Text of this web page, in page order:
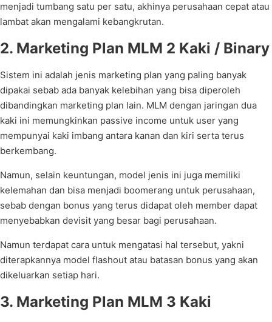
menjadi tumbang satu per satu, akhinya perusahaan cepat atau
lambat akan mengalami kebangkrutan.
2. Marketing Plan MLM 2 Kaki / Binary
Sistem ini adalah jenis marketing plan yang paling banyak
dipakai sebab ada banyak kelebihan yang bisa diperoleh
dibandingkan marketing plan lain. MLM dengan jaringan dua
kaki ini memungkinkan passive income untuk user yang
mempunyai kaki imbang antara kanan dan kiri serta terus
berkembang.
Namun, selain keuntungan, model jenis ini juga memiliki
kelemahan dan bisa menjadi boomerang untuk perusahaan,
sebab dengan bonus yang terus didapat oleh member dapat
menyebabkan devisit yang besar bagi perusahaan.
Namun terdapat cara untuk mengatasi hal tersebut, yakni
diterapkannya model flashout atau batasan bonus yang akan
dikeluarkan setiap hari.
3. Marketing Plan MLM 3 Kaki